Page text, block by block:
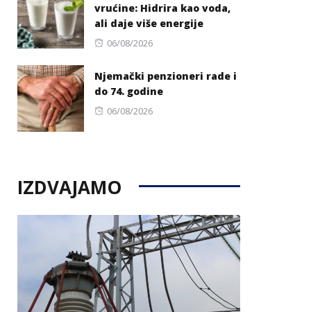
vrućine: Hidrira kao voda,
ali daje više energije
Posted
06/08/2026
Njemački penzioneri rade i
do 74. godine
Posted
06/08/2026
IZDVAJAMO